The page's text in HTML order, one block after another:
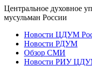
Центральное духовное
мусульман России
Новости ЦДУМ
Новости РДУМ
Обзор СМИ
Новости РИУ